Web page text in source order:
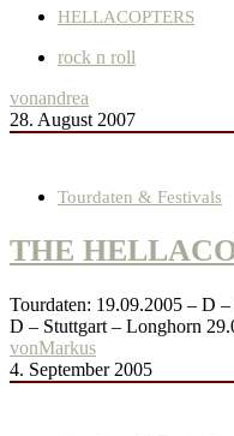
HELLACOPTERS
rock n roll
vonandrea
28. August 2007
Tourdaten & Festivals
THE
Tourdaten: 19.09.2005 – D
D – Stuttgart – Longhorn
vonMarkus
4. September 2005